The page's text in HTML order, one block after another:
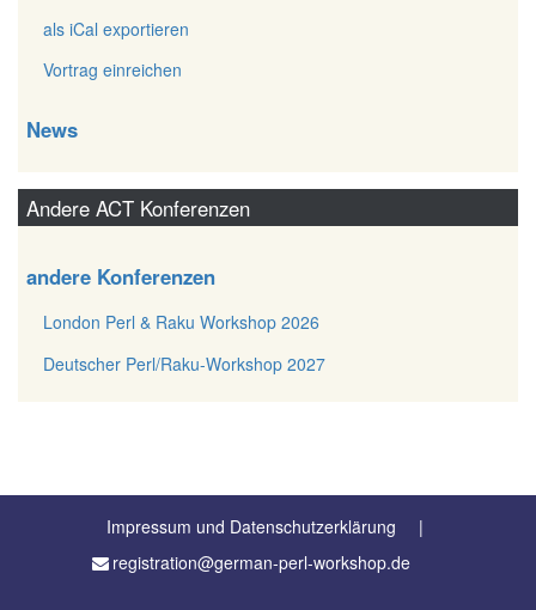
als iCal exportieren
Vortrag einreichen
News
Andere ACT Konferenzen
andere Konferenzen
London Perl & Raku Workshop 2026
Deutscher Perl/Raku-Workshop 2027
Impressum und Datenschutzerklärung
registration@german-perl-workshop.de